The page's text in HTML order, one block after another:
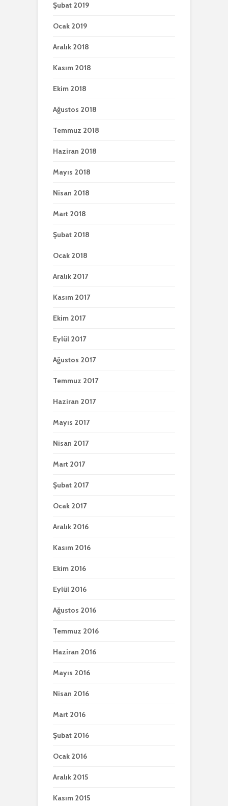
Şubat 2019
Ocak 2019
Aralık 2018
Kasım 2018
Ekim 2018
Ağustos 2018
Temmuz 2018
Haziran 2018
Mayıs 2018
Nisan 2018
Mart 2018
Şubat 2018
Ocak 2018
Aralık 2017
Kasım 2017
Ekim 2017
Eylül 2017
Ağustos 2017
Temmuz 2017
Haziran 2017
Mayıs 2017
Nisan 2017
Mart 2017
Şubat 2017
Ocak 2017
Aralık 2016
Kasım 2016
Ekim 2016
Eylül 2016
Ağustos 2016
Temmuz 2016
Haziran 2016
Mayıs 2016
Nisan 2016
Mart 2016
Şubat 2016
Ocak 2016
Aralık 2015
Kasım 2015